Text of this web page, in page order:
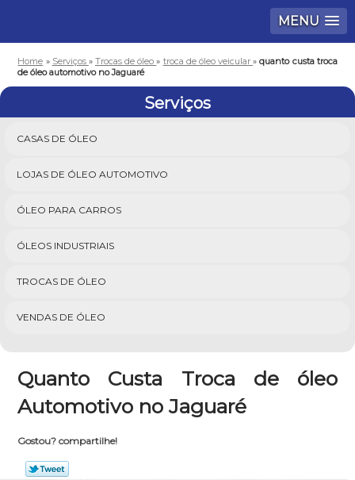
MENU
Home » Serviços »Trocas de óleo» troca de óleo veicular»quanto custa troca
de óleo automotivo no Jaguaré
Serviços
CASAS DE ÓLEO
LOJAS DE ÓLEO AUTOMOTIVO
ÓLEO PARA CARROS
ÓLEOS INDUSTRIAIS
TROCAS DE ÓLEO
VENDAS DE ÓLEO
Quanto Custa Troca de óleo
Automotivo no Jaguaré
Gostou? compartilhe!